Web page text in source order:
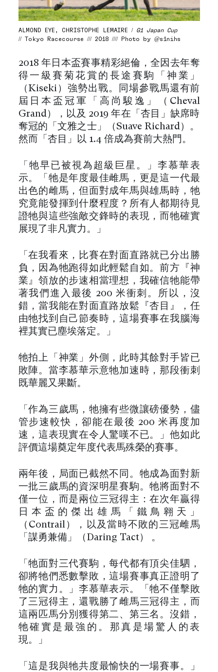
ALMOND EYE, CHRISTOPHE LEMAIRE / G1 Japan Cup
// Tokyo Racecourse /// 2018 //// Photo by @s1nihs
2018 年日本盃賽事精彩絕倫，全因去年奪
得一級賽菊花賞的長途賽駒「神業」
（Kiseki）強勢出戰。同場參戰馬還有前
屆日本盃冠軍「高尚駿逸」（Cheval
Grand），以及 2019 年在「杏目」缺席時
奪冠的「文雅之士」（Suave Richard）。
然而「杏目」以 1.4 倍成為賽前大熱門。
「牠早已被視為超級巨星。」李慕華表
示。「牠是年度最佳雌馬，更是這一代最
出色的雌馬，但面對成年馬與雄馬時，牠
究竟能發揮到什麼程度？所有人都期待見
證牠與這些強敵交鋒時的表現，而牠確實
展現了非凡實力。」
「在我看來，比賽在對面直路就已分出勝
負，因為牠跑得如此輕鬆自如。前方『神
業』領放的步速相當理想，我確信牠能帶
著我們進入最後 200 米衝刺。所以，沒
錯，當我能在對面直路放鬆『杏目』，任
由牠找到自己節奏時，這場賽事在我腦海
裡其實已塵埃落定。」
牠拍上「神業」外側，此時其餘對手皆已
敗陣。當李慕華示意牠加速時，那段衝刺
既華麗又果斷。
「作為三歲馬，牠擁有些微讓磅優勢，儘
管步速較快，卻能在最後 200 米再度加
速，這表現實在令人驚嘆不已。」他如此
評價這場奠定年度代表馬殊榮的賽事。
兩年後，局面已截然不同。牠成為面對新
一批三歲馬的資深明星賽駒。牠將面對不
僅一位，而是兩位三冠得主：在次年贏得
日本盃的傑出雄馬「鐵鳥翱天」
（Contrail），以及當時不敗的三冠雌馬
「謀勇兼備」（Daring Tact） 。
「牠面對三代賽駒，每代都有頂尖佳駟，
卻將牠們悉數擊敗，這場賽事真正證明了
牠的實力。」李慕華表示。「牠不僅擊敗
了三冠得主，還戰勝了雌馬三冠得主，而
這兩匹馬分別獲得第二、第三名。沒錯，
牠確實是最強的。那真是場驚人的表
現。」
「這是我與牠共度最愉快的一場賽事。」